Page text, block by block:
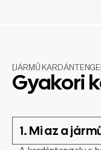
[JÁRMŰ
Gyakori
1. Mi az a